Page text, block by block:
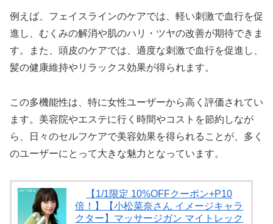
例えば、フェイスラインのケアでは、軽い刺激で血行を促
進し、むくみの解消や肌のハリ・ツヤの改善が期待できま
す。また、頭皮のケアでは、適度な刺激で血行を促進し、
髪の健康維持やリラックス効果が得られます。
この多機能性は、特に女性ユーザーから高く評価されてい
ます。美容院やエステに行く時間やコストを節約しなが
ら、日々のセルフケアで美容効果を得られることが、多く
のユーザーにとって大きな魅力となっています。
【1/1限定 10%OFFクーポン+P10
倍！】【小松菜奈さん イメージキャラ
クター】マッサージガン マイトレック